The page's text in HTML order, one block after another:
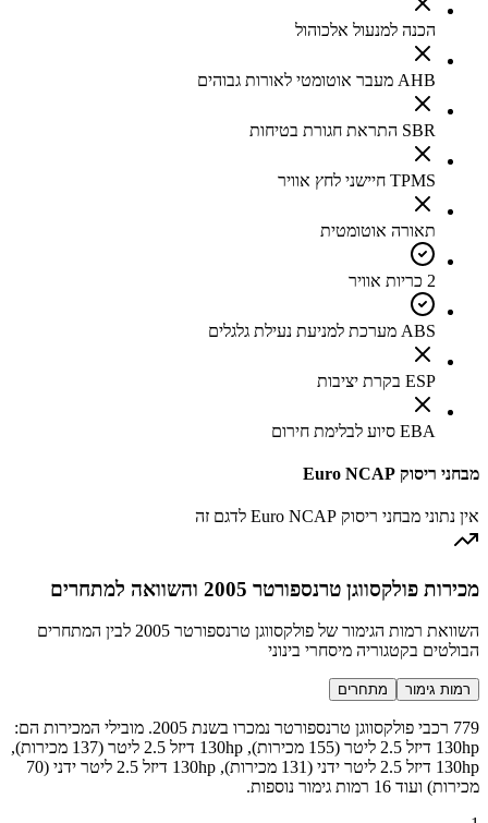
הכנה למנעול אלכוהול
AHB מעבר אוטומטי לאורות גבוהים
SBR התראת חגורת בטיחות
TPMS חיישני לחץ אוויר
תאורה אוטומטית
2 כריות אוויר
ABS מערכת למניעת נעילת גלגלים
ESP בקרת יציבות
EBA סיוע לבלימת חירום
מבחני ריסוק Euro NCAP
אין נתוני מבחני ריסוק Euro NCAP לדגם זה
מכירות פולקסווגן טרנספורטר 2005 והשוואה למתחרים
השוואת רמות הגימור של פולקסווגן טרנספורטר 2005 לבין המתחרים
הבולטים בקטגוריה מיסחרי בינוני
רמות גימור מתחרים
779 רכבי פולקסווגן טרנספורטר נמכרו בשנת 2005. מובילי המכירות הם:
130hp דיזל 2.5 ליטר (155 מכירות), 130hp דיזל 2.5 ליטר (137 מכירות),
130hp דיזל 2.5 ליטר ידני (131 מכירות), 130hp דיזל 2.5 ליטר ידני (70
מכירות) ועוד 16 רמות גימור נוספות.